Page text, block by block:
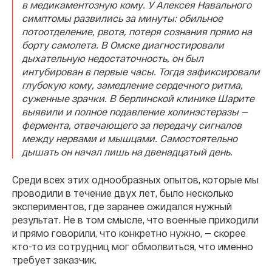
в медикаментозную кому. У Алексея Навального
симптомы развились за минуты: обильное
потоотделение, рвота, потеря сознания прямо на
борту самолета. В Омске диагностировали
дыхательную недостаточность, он был
интубирован в первые часы. Тогда зафиксировали
глубокую кому, замедление сердечного ритма,
суженные зрачки. В берлинской клинике Шарите
выявили и полное подавление холинэстеразы —
фермента, отвечающего за передачу сигналов
между нервами и мышцами. Самостоятельно
дышать он начал лишь на двенадцатый день.
Среди всех этих однообразных опытов, которые мы
проводили в течение двух лет, было несколько
экспериментов, где заранее ожидался нужный
результат. Не в том смысле, что военные приходили
и прямо говорили, что конкретно нужно, — скорее
кто-то из сотрудниц мог обмолвиться, что именно
требует заказчик.